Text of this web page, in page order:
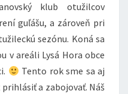
klub otužilcov
guľášu, a zároveň pri
sezónu. Koná sa
v areáli Lysá Hora obce
Tento rok sme sa aj
a zabojovať. Náš